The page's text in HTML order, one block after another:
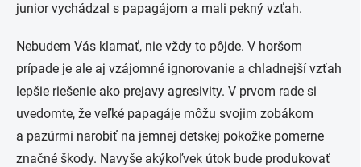
junior vychádzal s papagájom a mali pekný vzťah.
Nebudem Vás klamať, nie vždy to pôjde. V horšom
prípade je ale aj vzájomné ignorovanie a chladnejší vzťah
lepšie riešenie ako prejavy agresivity. V prvom rade si
uvedomte, že veľké papagáje môžu svojim zobákom
a pazúrmi narobiť na jemnej detskej pokožke pomerne
značné škody. Navyše akýkoľvek útok bude produkovať